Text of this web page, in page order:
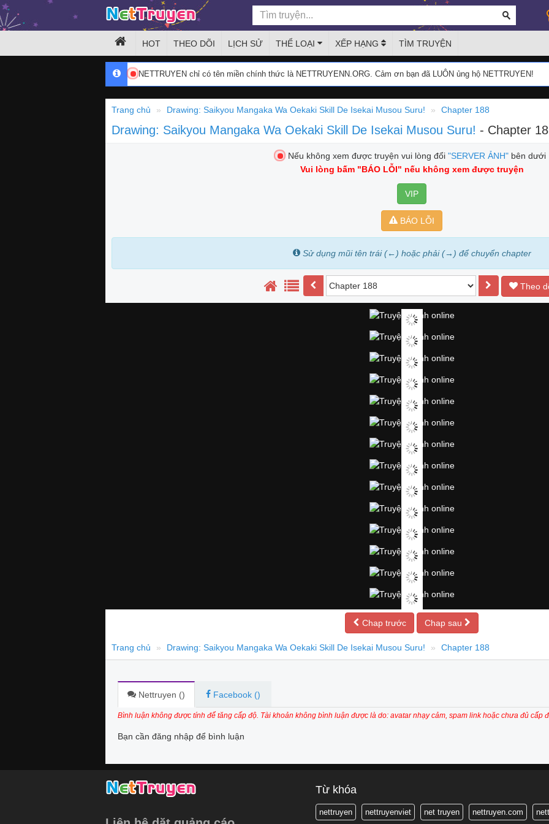
HOT THEO DÕI LỊCH SỬ THỂ LOẠI XẾP HẠNG TÌM TRUYỆN
NETTRUYEN chỉ có tên miền chính thức là NETTRUYENN.ORG. Cảm ơn bạn đã LUÔN ủng hộ NETTRUYEN!
Trang chủ Drawing: Saikyou Mangaka Wa Oekaki Skill De Isekai Musou Suru! Chapter 188
Drawing: Saikyou Mangaka Wa Oekaki Skill De Isekai Musou Suru! - Chapter
Nếu không xem được truyện vui lòng đổi "SERVER ẢNH" bên dưới
Vui lòng bấm "BÁO LỖI" nếu không xem được truyện
VIP
BÁO LỖI
Sử dụng mũi tên trái (←) hoặc phải (→) để chuyển chapter
Theo
Chap trước Chap sau
Trang chủ Drawing: Saikyou Mangaka Wa Oekaki Skill De Isekai Musou Suru! Chapter 188
Nettruyen () Facebook ()
Bình luận không được tính để tăng cấp độ. Tài khoản không bình luận được là do: avatar nhạy cảm, spam link hoặc chưa đủ cấp
Bạn cần đăng nhập để bình luận
Từ khóa
nettruyen nettruyenviet net truyen nettruyen.com